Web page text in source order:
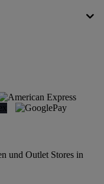
und Outlet Stores in